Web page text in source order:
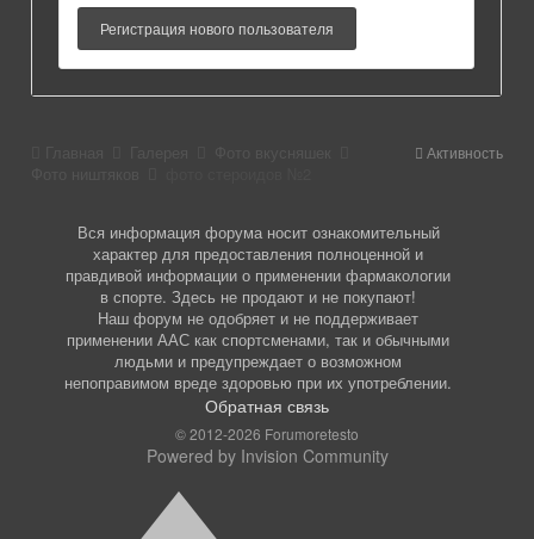
Регистрация нового пользователя
Активность
Вся информация форума носит ознакомительный
характер для предоставления полноценной и
правдивой информации о применении фармакологии
в спорте. Здесь не продают и не покупают!
Наш форум не одобряет и не поддерживает
применении ААС как спортсменами, так и обычными
людьми и предупреждает о возможном
непоправимом вреде здоровью при их употреблении.
Обратная связь
© 2012-2026 Forumoretesto
Powered by Invision Community